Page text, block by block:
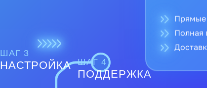
ШАГ 3
НАСТРОЙКА ШАГ 4
ПОДДЕРЖКА
Прямые
Полная